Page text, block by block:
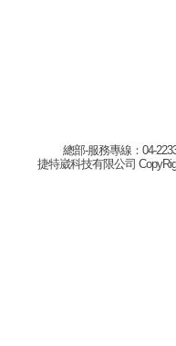
總部-服務專線：04-
捷特崴科技有限公司